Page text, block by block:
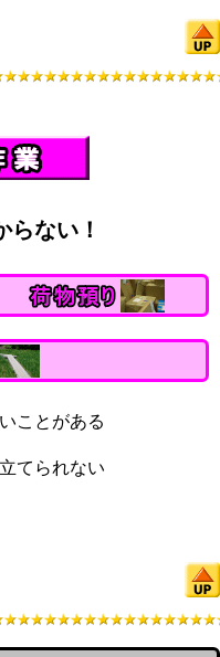
らない！
ことがある
てられない